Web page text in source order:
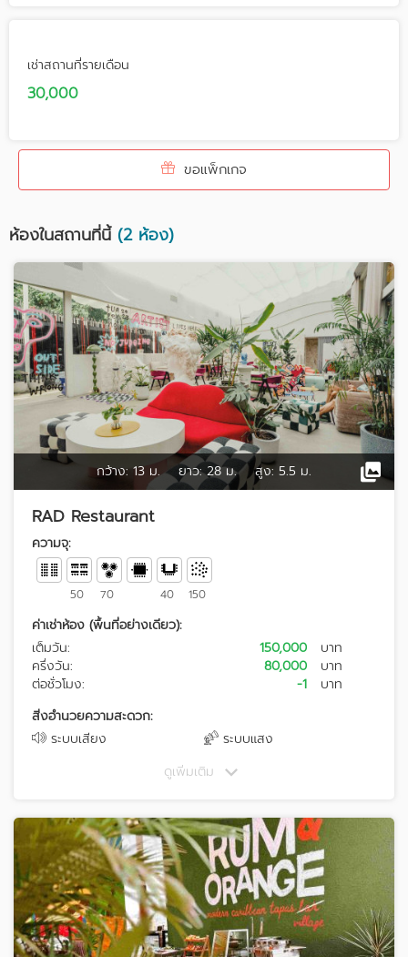
เช่าสถานที่รายเดือน
30,000
ขอแพ็กเกจ
ห้องในสถานที่นี้(2 ห้อง)
กว้าง: 13 ม. ยาว: 28 ม. สูง: 5.5 ม.
RAD Restaurant
ความจุ:
50 70 40 150
ค่าเช่าห้อง (พื้นที่อย่างเดียว):
เต็มวัน:
150,000
บาท
ครึ่งวัน:
80,000
บาท
ต่อชั่วโมง:
-1
บาท
สิ่งอำนวยความสะดวก:
ระบบเสียง
ระบบแสง
ดูเพิ่มเติม